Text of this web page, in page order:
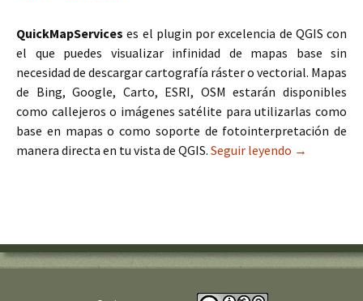
QuickMapServices es el plugin por excelencia de QGIS con
el que puedes visualizar infinidad de mapas base sin
necesidad de descargar cartografía ráster o vectorial. Mapas
de Bing, Google, Carto, ESRI, OSM estarán disponibles
como callejeros o imágenes satélite para utilizarlas como
base en mapas o como soporte de fotointerpretación de
manera directa en tu vista de QGIS. Seguir leyendo →